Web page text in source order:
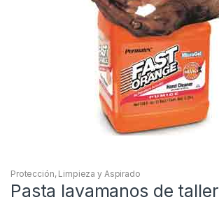
Protección, Limpieza y Aspirado
Pasta lavamanos de taller